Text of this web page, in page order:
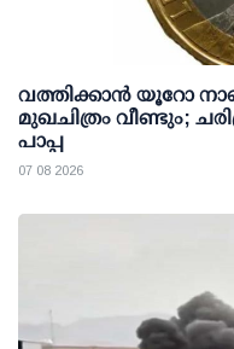
വത്തിക്കാൻ യൂറോ
മുഖചിത്രം വീണ്ടും;
പാപ്പ
07 08 2026